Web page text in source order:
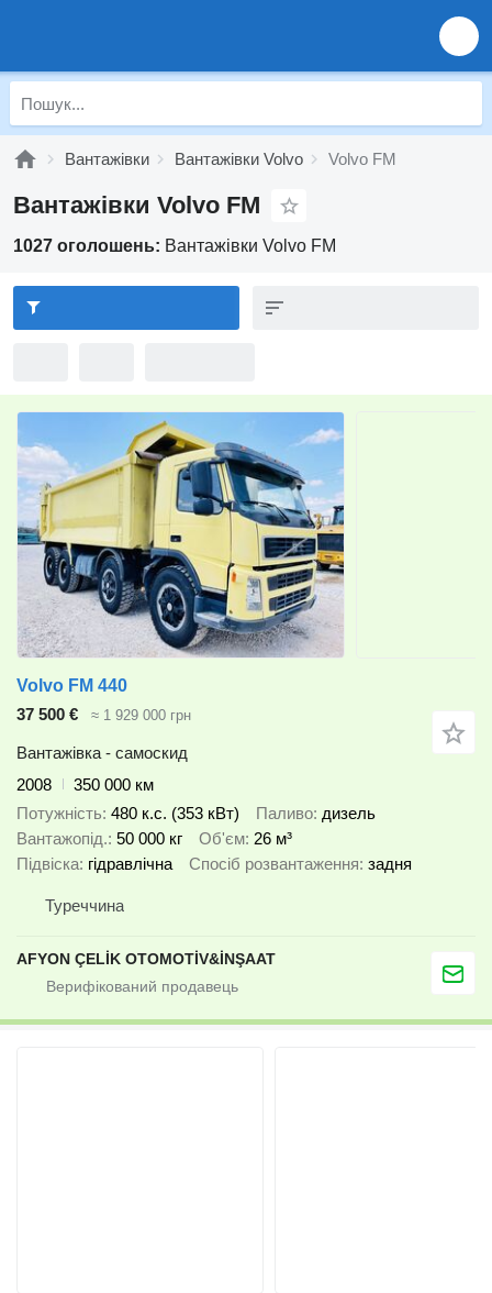
Вантажівки Вантажівки Volvo Volvo FM
Вантажівки Volvo FM
1027 оголошень: Вантажівки Volvo FM
Volvo FM 440
37 500 €
≈ 1 929 000 грн
Вантажівка - самоскид
2008
350 000 км
Потужність 480 к.с. (353 кВт) Паливо дизель
Вантажопід. 50 000 кг Об'єм 26 м³
Підвіска гідравлічна Спосіб розвантаження задня
Туреччина
AFYON ÇELİK OTOMOTİV&İNŞAAT